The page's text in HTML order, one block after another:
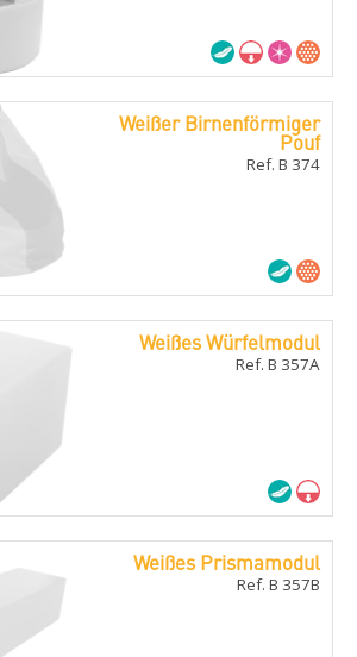
Weißer Birnenförmiger
Pouf
Ref. B 374
Weißes Würfelmodul
Ref. B 357A
Weißes Prismamodul
Ref. B 357B